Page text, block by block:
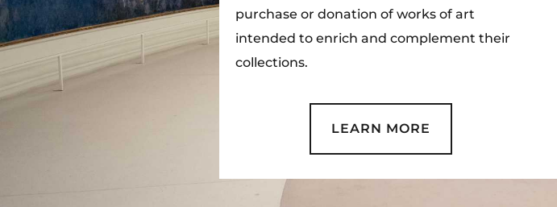
purchase or donation of works of art
intended to enrich and complement their
collections.
LEARN MORE